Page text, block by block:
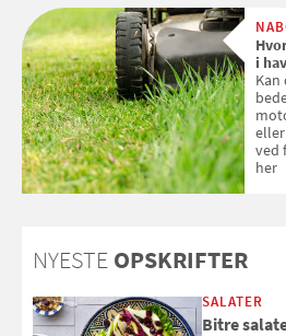
med SPF kan erstatte
solcreme, når man bevæger
sig ud i solen
i
Kan
ved
her
NYESTE OPSKRIFTER
SALATER
Bitre